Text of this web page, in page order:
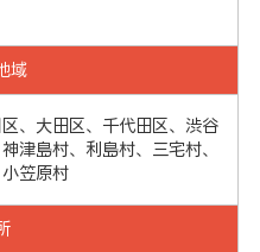
域
、大田区、千代田区、渋谷
津島村、利島村、三宅村、
笠原村